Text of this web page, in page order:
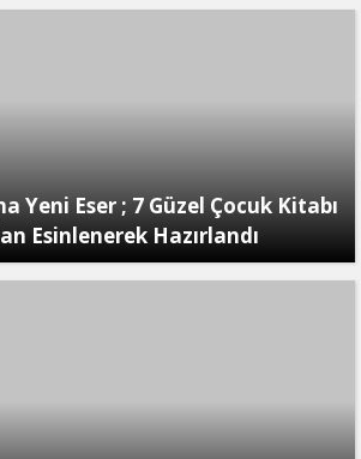
Yeni Eser ; 7 Güzel Çocuk Kitabı
Esinlenerek Hazırlandı